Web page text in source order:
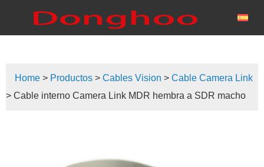
Home > Productos > Cables Vision > Cable Camera Link
> Cable interno Camera Link MDR hembra a SDR macho